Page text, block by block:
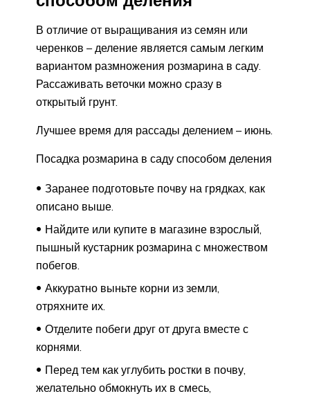
В отличие от выращивания из семян или
черенков – деление является самым легким
вариантом размножения розмарина в саду.
Рассаживать веточки можно сразу в
открытый грунт.
Лучшее время для рассады делением – июнь.
Посадка розмарина в саду способом деления
Заранее подготовьте почву на грядках, как
описано выше.
Найдите или купите в магазине взрослый,
пышный кустарник розмарина с множеством
побегов.
Аккуратно выньте корни из земли,
отряхните их.
Отделите побеги друг от друга вместе с
корнями.
Перед тем как углубить ростки в почву,
желательно обмокнуть их в смесь,